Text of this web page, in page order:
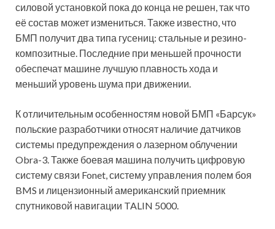
силовой установкой пока до конца не решен, так что
её состав может измениться. Также известно, что
БМП получит два типа гусениц: стальные и резино-
композитные. Последние при меньшей прочности
обеспечат машине лучшую плавность хода и
меньший уровень шума при движении.
К отличительным особенностям новой БМП «Барсук»
польские разработчики относят наличие датчиков
системы предупреждения о лазерном облучении
Obra-3. Также боевая машина получить цифровую
систему связи Fonet, систему управления полем боя
BMS и лицензионный американский приемник
спутниковой навигации TALIN 5000.